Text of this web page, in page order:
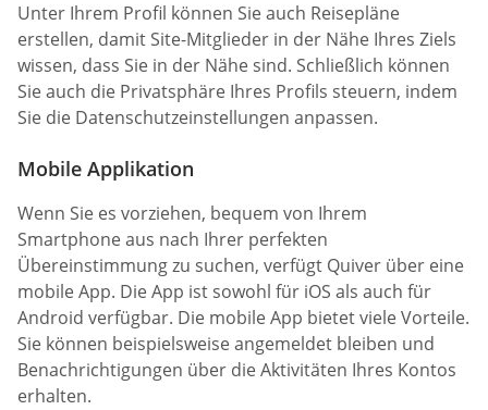
Unter Ihrem Profil können Sie auch Reisepläne
erstellen, damit Site-Mitglieder in der Nähe Ihres Ziels
wissen, dass Sie in der Nähe sind. Schließlich können
Sie auch die Privatsphäre Ihres Profils steuern, indem
Sie die Datenschutzeinstellungen anpassen.
Mobile Applikation
Wenn Sie es vorziehen, bequem von Ihrem
Smartphone aus nach Ihrer perfekten
Übereinstimmung zu suchen, verfügt Quiver über eine
mobile App. Die App ist sowohl für iOS als auch für
Android verfügbar. Die mobile App bietet viele Vorteile.
Sie können beispielsweise angemeldet bleiben und
Benachrichtigungen über die Aktivitäten Ihres Kontos
erhalten.